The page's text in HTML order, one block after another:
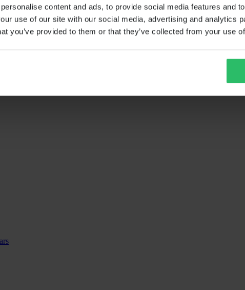
content and ads, to provide social media features and
use of our site with our social media, advertising and analytics
you’ve provided to them or that they’ve collected from your use